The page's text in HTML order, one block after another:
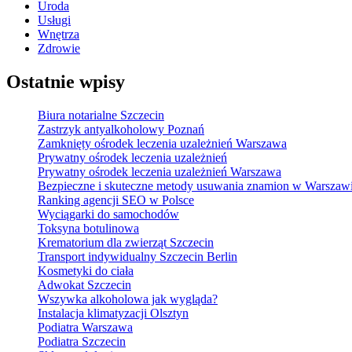
Uroda
Usługi
Wnętrza
Zdrowie
Ostatnie wpisy
Biura notarialne Szczecin
Zastrzyk antyalkoholowy Poznań
Zamknięty ośrodek leczenia uzależnień Warszawa
Prywatny ośrodek leczenia uzależnień
Prywatny ośrodek leczenia uzależnień Warszawa
Bezpieczne i skuteczne metody usuwania znamion w
Ranking agencji SEO w Polsce
Wyciągarki do samochodów
Toksyna botulinowa
Krematorium dla zwierząt Szczecin
Transport indywidualny Szczecin Berlin
Kosmetyki do ciała
Adwokat Szczecin
Wszywka alkoholowa jak wygląda?
Instalacja klimatyzacji Olsztyn
Podiatra Warszawa
Podiatra Szczecin